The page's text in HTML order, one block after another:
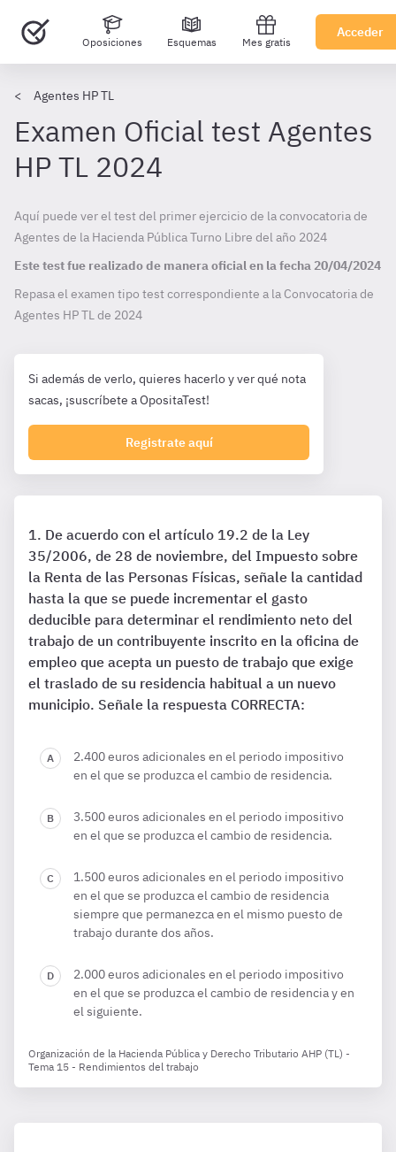
Oposiciones Esquemas Mes gratis
Acceder
Agentes HP TL
Examen Oficial test Agentes
HP TL 2024
Aquí puede ver el test del primer ejercicio de la convocatoria de
Agentes de la Hacienda Pública Turno Libre del año 2024
Este test fue realizado de manera oficial en la fecha 20/04/2024
Repasa el examen tipo test correspondiente a la Convocatoria de
Agentes HP TL de 2024
Si además de verlo, quieres hacerlo y ver qué nota
sacas, ¡suscríbete a OpositaTest!
Registrate aquí
De acuerdo con el artículo 19.2 de la Ley
35/2006, de 28 de noviembre, del Impuesto sobre
la Renta de las Personas Físicas, señale la cantidad
hasta la que se puede incrementar el gasto
deducible para determinar el rendimiento neto del
trabajo de un contribuyente inscrito en la oficina de
empleo que acepta un puesto de trabajo que exige
el traslado de su residencia habitual a un nuevo
municipio. Señale la respuesta CORRECTA:
2.400 euros adicionales en el periodo impositivo
en el que se produzca el cambio de residencia.
3.500 euros adicionales en el periodo impositivo
en el que se produzca el cambio de residencia.
1.500 euros adicionales en el periodo impositivo
en el que se produzca el cambio de residencia
siempre que permanezca en el mismo puesto de
trabajo durante dos años.
2.000 euros adicionales en el periodo impositivo
en el que se produzca el cambio de residencia y en
el siguiente.
Organización de la Hacienda Pública y Derecho Tributario AHP (TL) -
Tema 15 - Rendimientos del trabajo